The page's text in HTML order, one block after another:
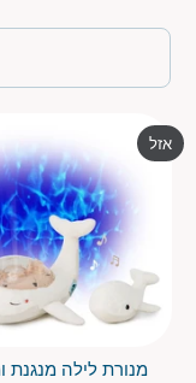
מנורת לילה מנגנת
אזל